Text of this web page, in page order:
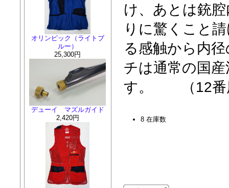
オリンピック（ライトブ
ルー）
25,300円
デューイ マズルガイド
2,420円
け、あとは銃
りに驚くこと
る感触から内
チは通常の国
す。 （12番
8 在庫数